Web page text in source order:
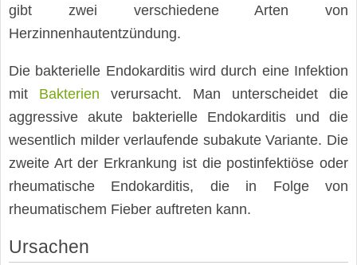
gibt zwei verschiedene Arten von
Herzinnenhautentzündung.
Die bakterielle Endokarditis wird durch eine Infektion
mit Bakterien verursacht. Man unterscheidet die
aggressive akute bakterielle Endokarditis und die
wesentlich milder verlaufende subakute Variante. Die
zweite Art der Erkrankung ist die postinfektiöse oder
rheumatische Endokarditis, die in Folge von
rheumatischem Fieber auftreten kann.
Ursachen